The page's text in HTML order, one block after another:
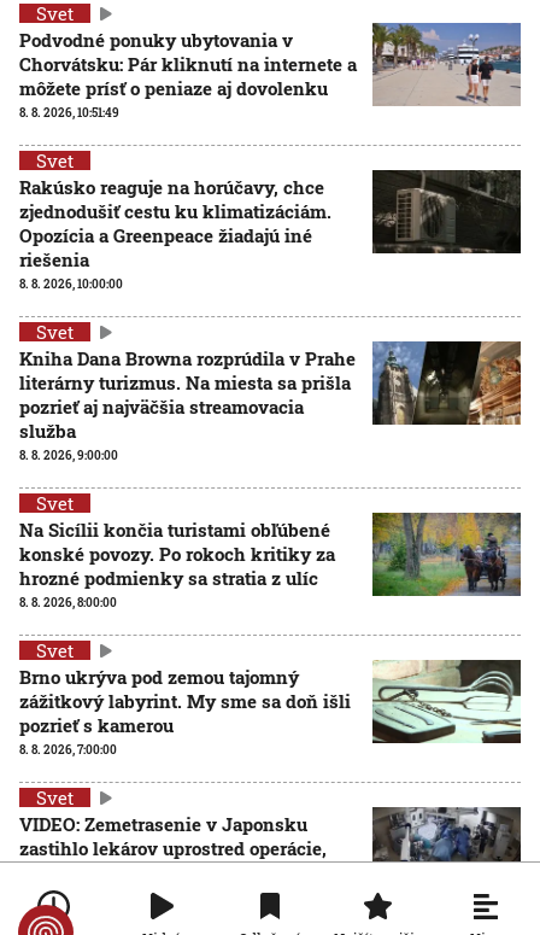
Svet
Podvodné ponuky ubytovania v
Chorvátsku: Pár kliknutí na internete a
môžete prísť o peniaze aj dovolenku
8. 8. 2026, 10:51:49
Svet
Rakúsko reaguje na horúčavy, chce
zjednodušiť cestu ku klimatizáciám.
Opozícia a Greenpeace žiadajú iné
riešenia
8. 8. 2026, 10:00:00
Svet
Kniha Dana Browna rozprúdila v Prahe
literárny turizmus. Na miesta sa prišla
pozrieť aj najväčšia streamovacia
služba
8. 8. 2026, 9:00:00
Svet
Na Sicílii končia turistami obľúbené
konské povozy. Po rokoch kritiky za
hrozné podmienky sa stratia z ulíc
8. 8. 2026, 8:00:00
Svet
Brno ukrýva pod zemou tajomný
zážitkový labyrint. My sme sa doň išli
pozrieť s kamerou
8. 8. 2026, 7:00:00
Svet
VIDEO: Zemetrasenie v Japonsku
zastihlo lekárov uprostred operácie,
7. 8. 2026, 15:01:59